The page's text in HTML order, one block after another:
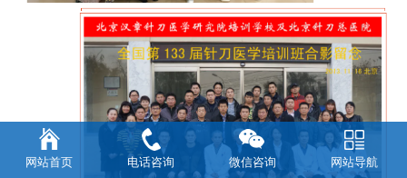
网站首页 电话咨询 微信咨询 网站导航